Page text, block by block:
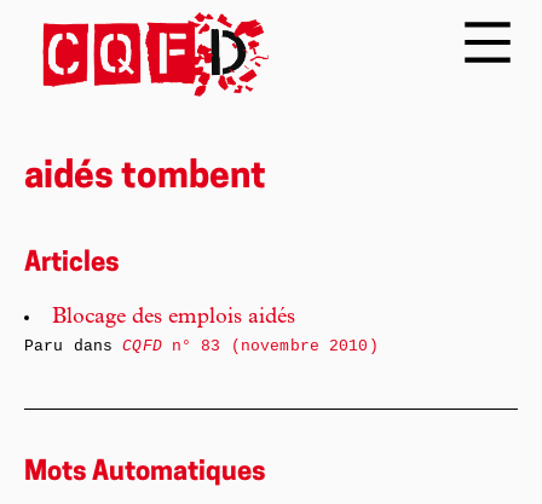
aidés tombent
Articles
Blocage des emplois aidés
Paru dansCQFDn° 83 (novembre 2010)
Mots Automatiques